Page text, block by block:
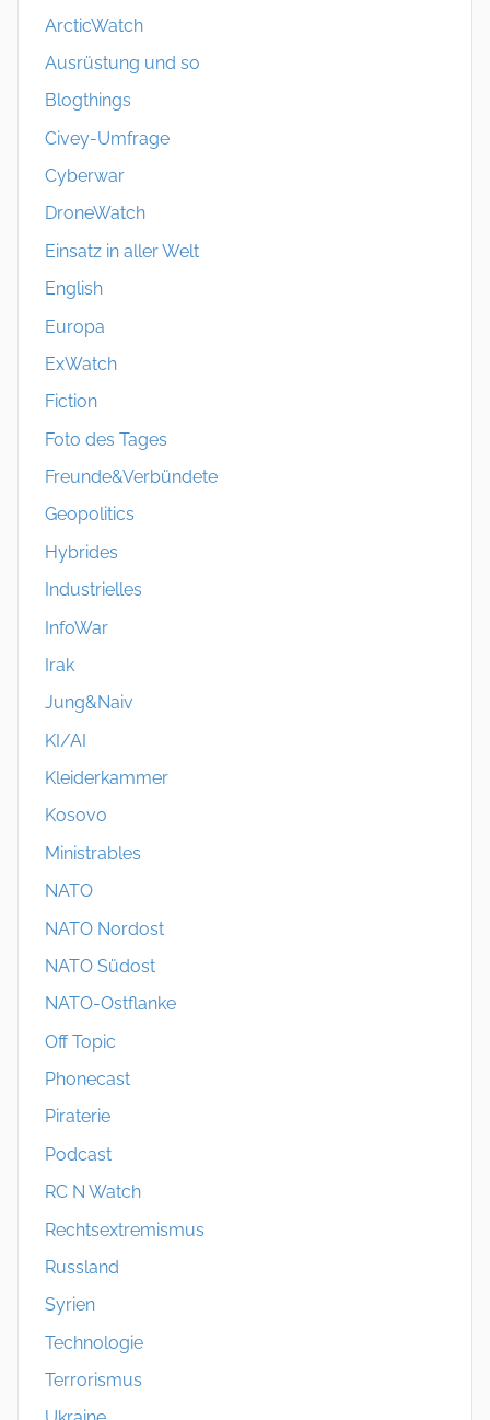
ArcticWatch
Ausrüstung und so
Blogthings
Civey-Umfrage
Cyberwar
DroneWatch
Einsatz in aller Welt
English
Europa
ExWatch
Fiction
Foto des Tages
Freunde&Verbündete
Geopolitics
Hybrides
Industrielles
InfoWar
Irak
Jung&Naiv
KI/AI
Kleiderkammer
Kosovo
Ministrables
NATO
NATO Nordost
NATO Südost
NATO-Ostflanke
Off Topic
Phonecast
Piraterie
Podcast
RC N Watch
Rechtsextremismus
Russland
Syrien
Technologie
Terrorismus